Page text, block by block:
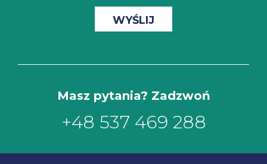
Masz pytania? Zadzwoń
+48 537 469 288